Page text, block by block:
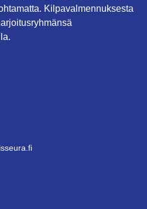
Kilpavalmennuksesta